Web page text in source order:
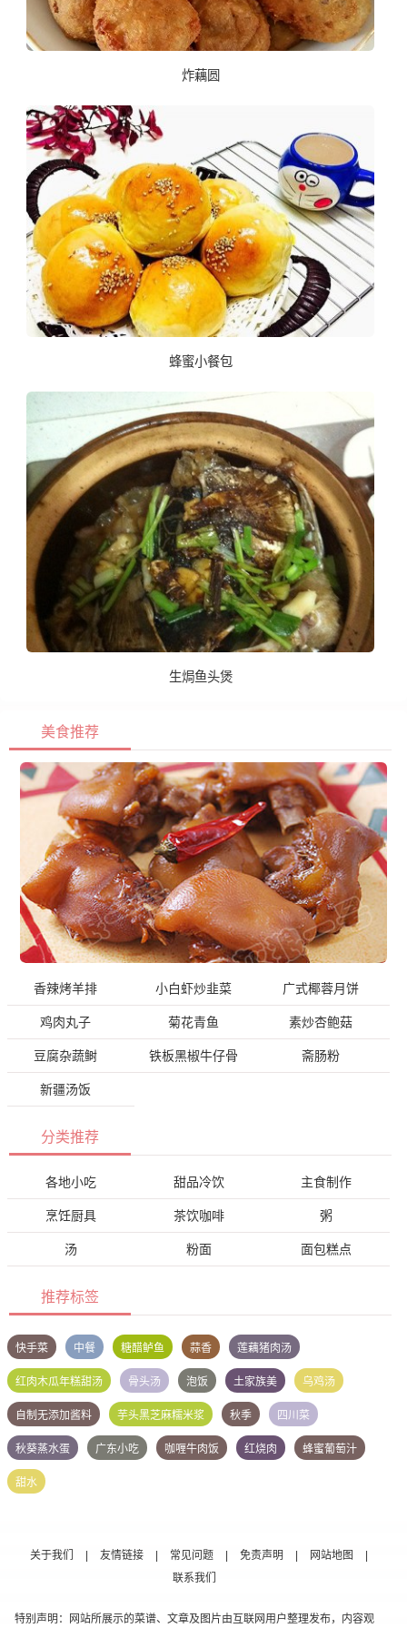
炸藕圆
蜂蜜小餐包
生焗鱼头煲
美食推荐
香辣烤羊排 小白虾炒韭菜 广式椰蓉月饼
鸡肉丸子 菊花青鱼 素炒杏鲍菇
豆腐杂蔬鲥 铁板黑椒牛仔骨 斋肠粉
新疆汤饭
分类推荐
各地小吃 甜品冷饮 主食制作
烹饪厨具 茶饮咖啡 粥
汤 粉面 面包糕点
推荐标签
快手菜 中餐 糖醋鲈鱼 蒜香 莲藕猪肉汤
红肉木瓜年糕甜汤 骨头汤 泡饭 土家族美 乌鸡汤
自制无添加酱料 芋头黑芝麻糯米浆 秋季 四川菜
秋葵蒸水蛋 广东小吃 咖喱牛肉饭 红烧肉 蜂蜜葡萄汁
甜水
关于我们 友情链接 常见问题 免责声明 网站地图
联系我们
特别声明：网站所展示的菜谱、文章及图片由互联网用户整理发布，内容观